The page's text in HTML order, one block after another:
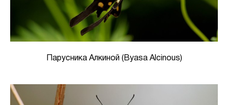
Парусника Алкиной (Byasa Alcinous)